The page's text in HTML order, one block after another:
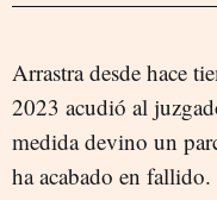
Arrastra desde hace
2023 acudió al
medida devino un
ha acabado en fallido.